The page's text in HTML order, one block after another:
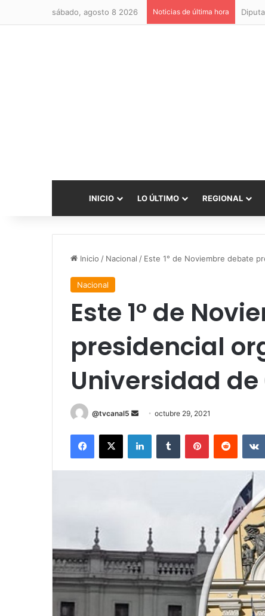
sábado, agosto 8 2026 Noticias de última hora
INICIO LO ÚLTIMO REGIONAL
Inicio / Nacional / Este 1° de Noviembre debate
Nacional
Este 1° de
presidencial
Universidad de
@tvcanal5
Send
email
octubre 29, 2021
Facebook
X LinkedInTumblr PinterestReddit